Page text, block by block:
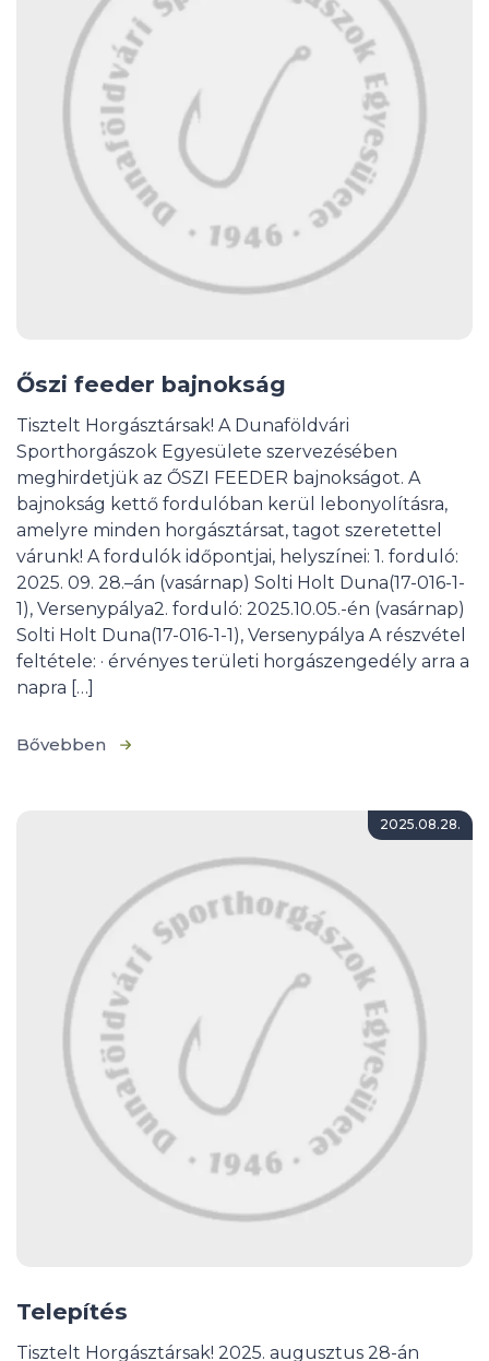
Őszi feeder bajnokság
Tisztelt Horgásztársak! A Dunaföldvári
Sporthorgászok Egyesülete szervezésében
meghirdetjük az ŐSZI FEEDER bajnokságot. A
bajnokság kettő fordulóban kerül lebonyolításra,
amelyre minden horgásztársat, tagot szeretettel
várunk! A fordulók időpontjai, helyszínei: 1. forduló:
2025. 09. 28.–án (vasárnap) Solti Holt Duna(17-016-1-
1), Versenypálya2. forduló: 2025.10.05.-én (vasárnap)
Solti Holt Duna(17-016-1-1), Versenypálya A részvétel
feltétele: · érvényes területi horgászengedély arra a
napra […]
Bővebben
2025.08.28.
Telepítés
Tisztelt Horgásztársak! 2025. augusztus 28-án